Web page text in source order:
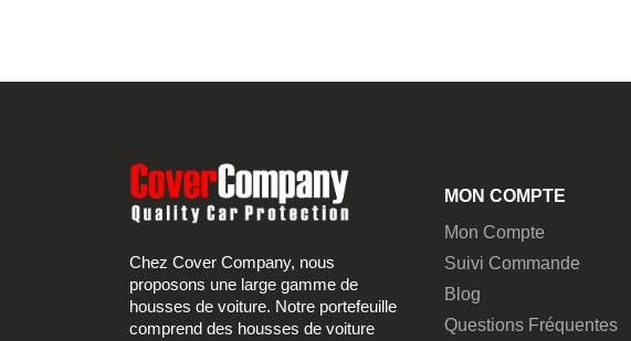
Chez Cover Company, nous
proposons une large gamme de
housses de voiture. Notre portefeuille
comprend des housses de voiture
MON COMPTE
Mon Compte
Suivi Commande
Blog
Questions Fréquentes